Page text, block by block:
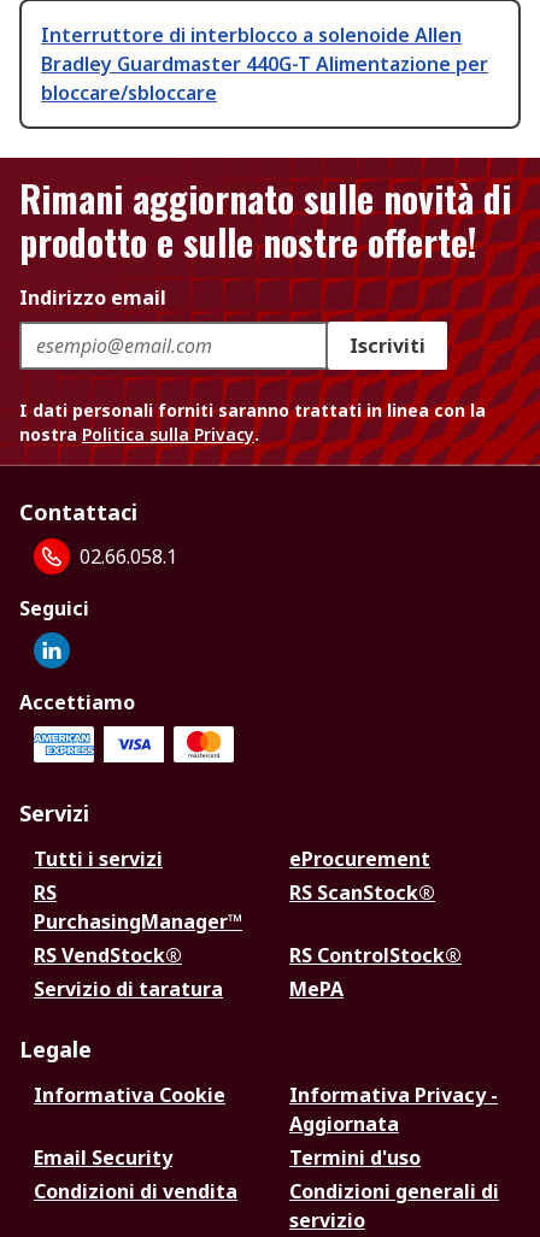
Interruttore di interblocco a solenoide Allen
Bradley Guardmaster 440G-T Alimentazione per
bloccare/sbloccare
Rimani aggiornato sulle novità di
prodotto e sulle nostre offerte!
Indirizzo email
Iscriviti
I dati personali forniti saranno trattati in linea con la
nostra Politica sulla Privacy.
Contattaci
02.66.058.1
Seguici
Accettiamo
Servizi
Tutti i servizi
eProcurement
RS
PurchasingManager™
RS ScanStock®
RS VendStock®
RS ControlStock®
Servizio di taratura
MePA
Legale
Informativa Cookie
Informativa Privacy -
Aggiornata
Email Security
Termini d'uso
Condizioni di vendita
Condizioni generali di
servizio